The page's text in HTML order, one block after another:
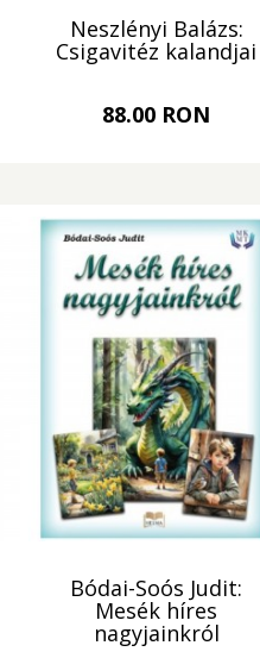
Neszlényi Balázs:
Csigavitéz kalandjai
88.00 RON
Bódai-Soós Judit:
Mesék híres
nagyjainkról